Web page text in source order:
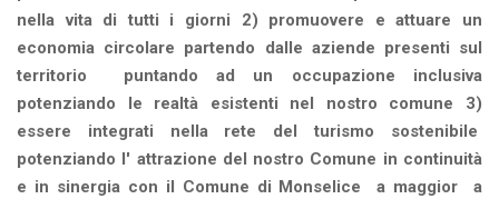
nella vita di tutti i giorni 2) promuovere e attuare un
economia circolare partendo dalle aziende presenti sul
territorio puntando ad un occupazione inclusiva
potenziando le realtà esistenti nel nostro comune 3)
essere integrati nella rete del turismo sostenibile
potenziando l' attrazione del nostro Comune in continuità
e in sinergia con il Comune di Monselice a maggior a